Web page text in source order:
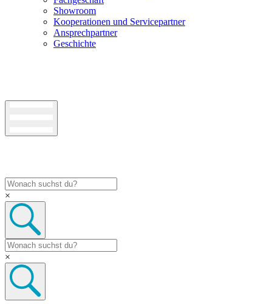
Showroom
Kooperationen und Servicepartner
Ansprechpartner
Geschichte
×
×